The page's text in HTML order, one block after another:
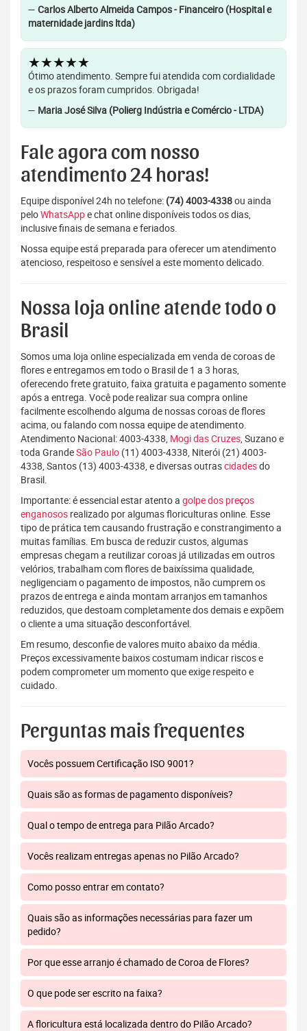
— Carlos Alberto Almeida Campos - Financeiro (Hospital e
maternidade jardins ltda)
★★★★★
Ótimo atendimento. Sempre fui atendida com cordialidade
e os prazos foram cumpridos. Obrigada!
— Maria José Silva (Polierg Indústria e Comércio - LTDA)
Fale agora com nosso
atendimento 24 horas!
Equipe disponível 24h no telefone: (74) 4003-4338ou ainda
peloWhatsAppe chat online disponíveis todos os dias,
inclusive finais de semana e feriados.
Nossa equipe está preparada para oferecer um atendimento
atencioso, respeitoso e sensível a este momento delicado.
Nossa loja online atende todo o
Brasil
Somos uma loja online especializada em venda de coroas de
flores e entregamos em todo o Brasil de 1 a 3 horas,
oferecendo frete gratuito, faixa gratuita e pagamento somente
após a entrega. Você pode realizar sua compra online
facilmente escolhendo alguma de nossas coroas de flores
acima, ou falando com nossa equipe de atendimento.
Atendimento Nacional: 4003-4338, Mogi das Cruzes, Suzano e
toda GrandeSão Paulo (11) 4003-4338, Niterói (21) 4003-
4338, Santos (13) 4003-4338, e diversas outrascidadesdo
Brasil.
Importante: é essencial estar atento a golpe dos preços
enganosos realizado por algumas floriculturas online. Esse
tipo de prática tem causando frustração e constrangimento a
muitas famílias. Em busca de reduzir custos, algumas
empresas chegam a reutilizar coroas já utilizadas em outros
velórios, trabalham com flores de baixíssima qualidade,
negligenciam o pagamento de impostos, não cumprem os
prazos de entrega e ainda montam arranjos em tamanhos
reduzidos, que destoam completamente dos demais e expõem
o cliente a uma situação desconfortável.
Em resumo, desconfie de valores muito abaixo da média.
Preços excessivamente baixos costumam indicar riscos e
podem comprometer um momento que exige respeito e
cuidado.
Perguntas mais frequentes
Vocês possuem Certificação ISO 9001?
Quais são as formas de pagamento disponíveis?
Qual o tempo de entrega para Pilão Arcado?
Vocês realizam entregas apenas no Pilão Arcado?
Como posso entrar em contato?
Quais são as informações necessárias para fazer um
pedido?
Por que esse arranjo é chamado de Coroa de Flores?
O que pode ser escrito na faixa?
A floricultura está localizada dentro do Pilão Arcado?